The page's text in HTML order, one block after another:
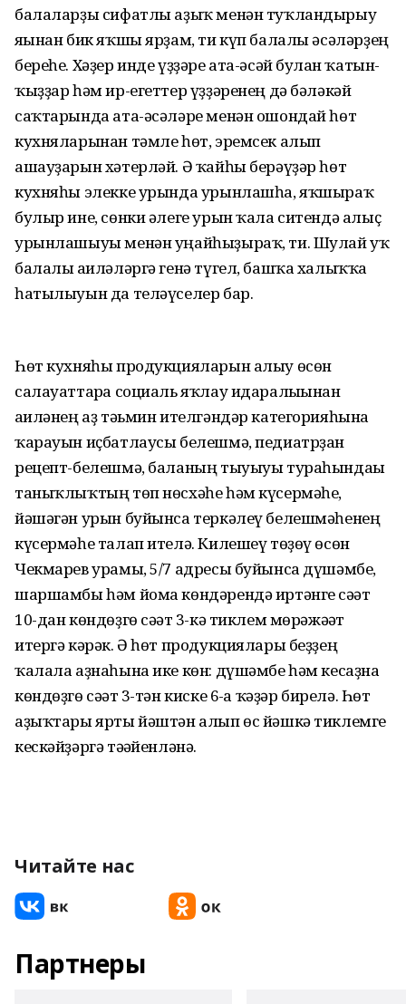
балаларҙы сифатлы аҙыҡ менән туҡландырыу
яғынан бик яҡшы ярҙам, ти күп балалы әсәләрҙең
береһе. Хәҙер инде үҙҙәре ата-әсәй булған ҡатын-
ҡыҙҙар һәм ир-егеттер үҙҙәренең дә бәләкәй
саҡтарында ата-әсәләре менән ошондай һөт
кухняларынан тәмле һөт, эремсек алып
ашауҙарын хәтерләй. Ә ҡайһы берәүҙәр һөт
кухняһы элекке урында урынлашһа, яҡшыраҡ
булыр ине, сөнки әлеге урын ҡала ситендә алыҫ
урынлашыуы менән уңайһыҙыраҡ, ти. Шулай уҡ
балалы ғаиләләргә генә түгел, башҡа халыҡҡа
һатылыуын да теләүселер бар.
Һөт кухняһы продукцияларын алыу өсөн
салауаттарға социаль яҡлау идаралығынан
ғаиләнең аҙ тәьмин ителгәндәр категорияһына
ҡарауын иҫбатлаусы белешмә, педиатрҙан
рецепт-белешмә, баланың тыуыуы тураһындағы
таныҡлыҡтың төп нөсхәһе һәм күсермәһе,
йәшәгән урын буйынса теркәлеү белешмәһенең
күсермәһе талап ителә. Килешеү төҙөү өсөн
Чекмарев урамы, 5/7 адресы буйынса дүшәмбе,
шаршамбы һәм йома көндәрендә иртәнге сәғәт
10-дан көндөҙгө сәғәт 3-кә тиклем мөрәжәғәт
итергә кәрәк. Ә һөт продукциялары беҙҙең
ҡалала аҙнаһына ике көн: дүшәмбе һәм кесаҙна
көндөҙгө сәғәт 3-тән киске 6-ға ҡәҙәр бирелә. Һөт
аҙыҡтары ярты йәштән алып өс йәшкә тиклемге
кескәйҙәргә тәғәйенләнә.
Читайте нас
Партнеры